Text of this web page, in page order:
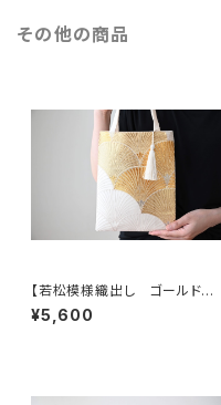
その他の商品
【若松模様織出し ゴールド
シルク帯リメイク ミニサブバック
フォーマルバック】日常使い、結
¥5,600